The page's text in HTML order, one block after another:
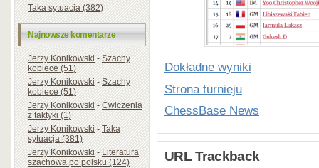
Taka sytuacja (382)
Najnowsze komentarze
Jerzy Konikowski-Szachy
kobiece (51)
Jerzy Konikowski-Szachy
kobiece (51)
Jerzy Konikowski-Ćwiczenia
z taktyki (1)
Jerzy Konikowski-Taka
sytuacja (381)
Jerzy Konikowski-Literatura
szachowa po polsku (124)
Dokładne wyniki
Strona turnieju
ChessBase News
URL Trackback